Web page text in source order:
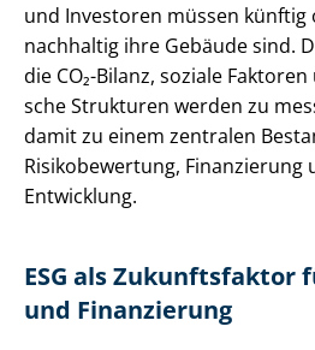
und Investoren müssen künftig
nachhaltig ihre Gebäude sind.
die CO₂-Bilanz, soziale
sche Strukturen werden zu
damit zu einem zentralen
Risikobewertung, Finanzierung
Entwicklung.
ESG als
und Finanzierung